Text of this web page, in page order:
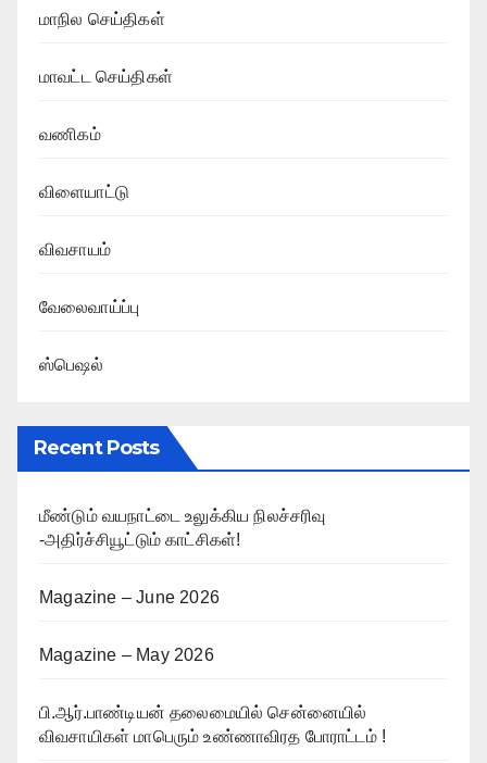
மாநில செய்திகள்
மாவட்ட செய்திகள்
வணிகம்
விளையாட்டு
விவசாயம்
வேலைவாய்ப்பு
ஸ்பெஷல்
Recent Posts
மீண்டும் வயநாட்டை உலுக்கிய நிலச்சரிவு
-அதிர்ச்சியூட்டும் காட்சிகள்!
Magazine – June 2026
Magazine – May 2026
பி.ஆர்.பாண்டியன் தலைமையில் சென்னையில்
விவசாயிகள் மாபெரும் உண்ணாவிரத போராட்டம் !